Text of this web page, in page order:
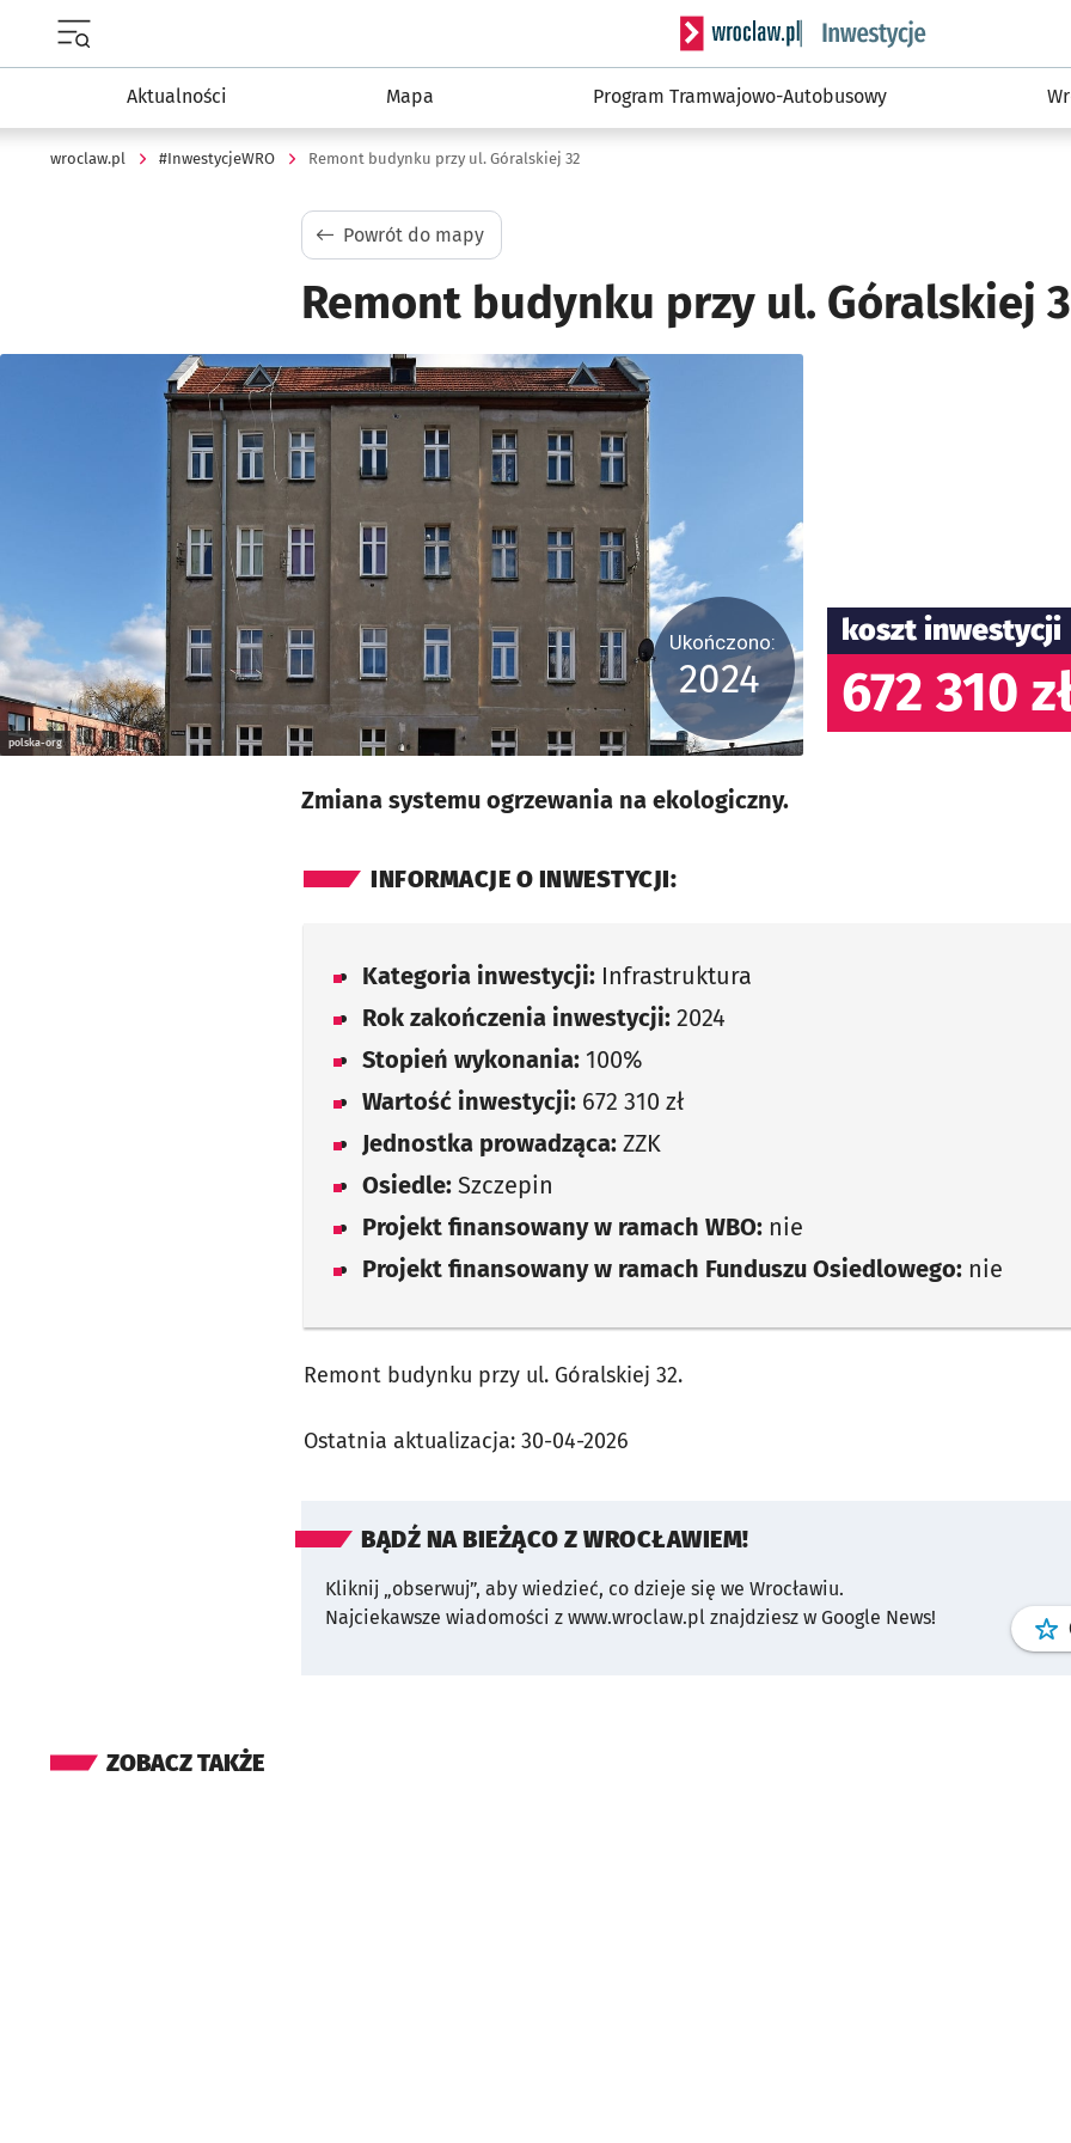
Serwis informacyjny wroclaw.pl podserwis:
Aktualności Mapa Program Tramwajowo-Autobusowy
wroclaw.pl #InwestycjeWRO Remont budynku przy ul. Góralskiej 32
Powrót do mapy
Remont budynku przy ul. Góralskiej
Kliknij, aby powiększyć
polska-org
Ukończono:
2024
koszt inwestycji
672 310
Zmiana systemu ogrzewania na ekologiczny.
INFORMACJE O INWESTYCJI:
Kategoria inwestycji: Infrastruktura
Rok zakończenia inwestycji: 2024
Stopień wykonania: 100%
Wartość inwestycji: 672 310 zł
Jednostka prowadząca: ZZK
Osiedle: Szczepin
Projekt finansowany w ramach WBO: nie
Projekt finansowany w ramach Funduszu Osiedlowego: nie
Remont budynku przy ul. Góralskiej 32.
Ostatnia aktualizacja: 30-04-2026
BĄDŹ NA BIEŻĄCO Z WROCŁAWIEM!
Kliknij „obserwuj”, aby wiedzieć, co dzieje się we Wrocławiu.
Najciekawsze wiadomości z www.wroclaw.pl znajdziesz w Google News!
ZOBACZ TAKŻE